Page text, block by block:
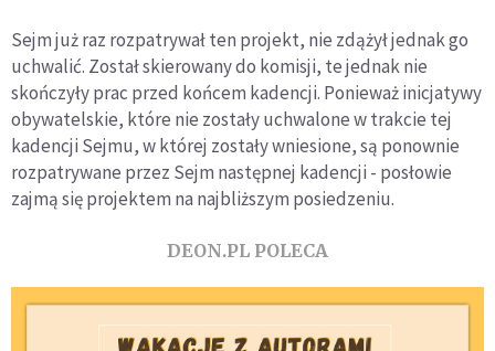
Sejm już raz rozpatrywał ten projekt, nie zdążył jednak go
uchwalić. Został skierowany do komisji, te jednak nie
skończyły prac przed końcem kadencji. Ponieważ inicjatywy
obywatelskie, które nie zostały uchwalone w trakcie tej
kadencji Sejmu, w której zostały wniesione, są ponownie
rozpatrywane przez Sejm następnej kadencji - posłowie
zajmą się projektem na najbliższym posiedzeniu.
DEON.PL POLECA